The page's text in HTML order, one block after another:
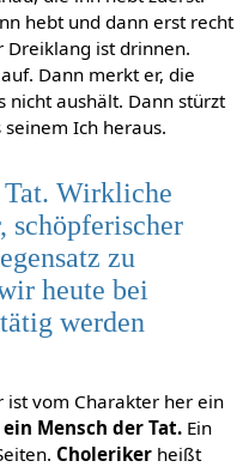
hebt und dann erst recht
ist drinnen.
Dann merkt er, die
nicht aushält. Dann stürzt
Ich heraus.
Tat. Wirkliche
schöpferischer
zu
heute bei
werden
ist vom Charakter her ein
ein Mensch der Tat.Ein
Cholerikerheißt